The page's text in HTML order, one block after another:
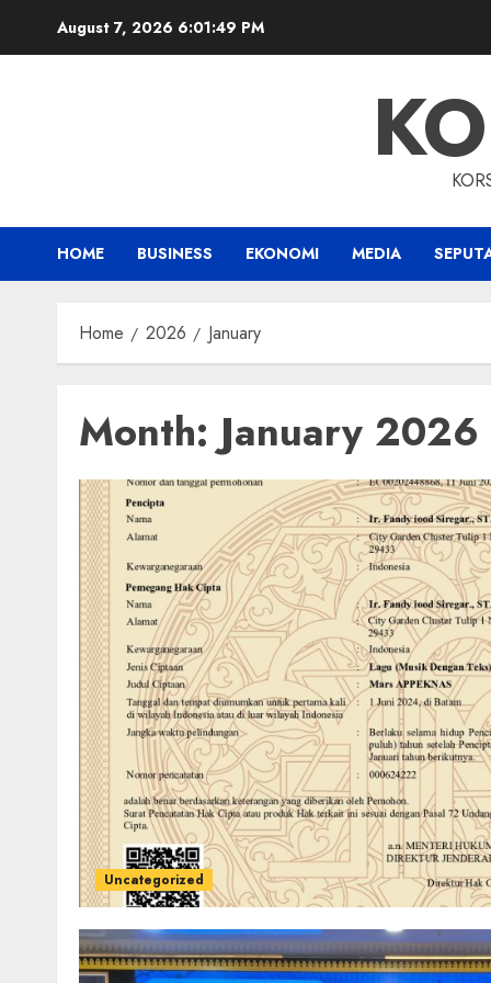
August 7, 2026 6:01:50 PM
HOME BUSINESS EKONOMI MEDIA
Home 2026 January
Month:January 2026
Uncategorized